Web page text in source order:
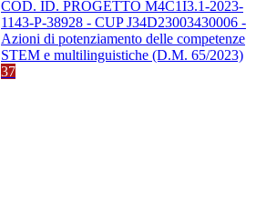
COD. ID. PROGETTO M4C1I3.1-2023-
1143-P-38928 - CUP J34D23003430006 -
Azioni di potenziamento delle competenze
STEM e multilinguistiche (D.M. 65/2023)
37